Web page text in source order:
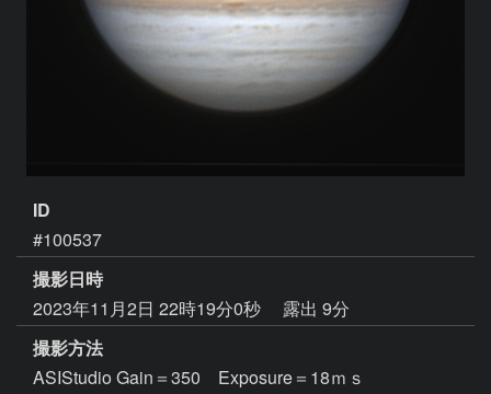
ID
#100537
撮影日時
2023年11月2日 22時19分0秒
露出 9分
撮影方法
ASIStudio Gain＝350 Exposure＝18ｍｓ